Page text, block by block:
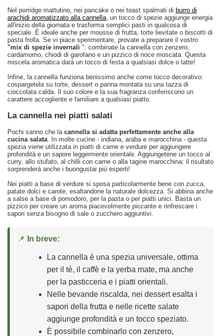
Nel porridge mattutino, nei pancake o nei toast spalmati di burro di
arachidi aromatizzato alla cannella , un tocco di spezie aggiunge energia
all'inizio della giornata e trasforma semplici pasti in qualcosa di
speciale. È ideale anche per mousse di frutta, torte lievitate o biscotti di
pasta frolla. Se vi piace sperimentare, provate a preparare il vostro
"mix di spezie invernali ": combinate la cannella con zenzero,
cardamomo, chiodi di garofano e un pizzico di noce moscata. Questa
miscela aromatica darà un tocco di festa a qualsiasi dolce o latte!
Infine, la cannella funziona benissimo anche come tocco decorativo:
cospargetela su torte, dessert o panna montata su una tazza di
cioccolata calda. Il suo colore e la sua fragranza conferiscono un
carattere accogliente e familiare a qualsiasi piatto.
La cannella nei piatti salati
Pochi sanno che la cannella si adatta perfettamente anche alla
cucina salata . In molte cucine - indiana, araba e marocchina - questa
spezia viene utilizzata in piatti di carne e verdure per aggiungere
profondità e un sapore leggermente orientale. Aggiungetene un tocco al
curry, allo stufato, al chilli con carne o alla tagine marocchina: il risultato
sorprenderà anche i buongustai più esperti!
Nei piatti a base di verdure si sposa particolarmente bene con zucca,
patate dolci e carote, esaltandone la naturale dolcezza. Si abbina anche
a salse a base di pomodoro, per la pasta o per piatti unici. Basta un
pizzico per creare un aroma piacevolmente piccante e rinfrescare i
sapori senza bisogno di sale o zucchero aggiuntivi.
📌 In breve:
La cannella è una spezia universale, ottima
per il tè, il caffè e la yerba mate, ma anche
per la pasticceria e i piatti orientali.
Nelle bevande riscalda, nei dessert esalta i
sapori della frutta e nelle ricette salate
aggiunge profondità e un tocco speziato.
È possibile combinarlo con zenzero,